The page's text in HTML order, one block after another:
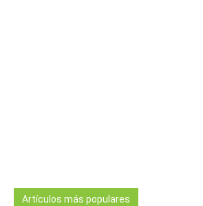
Artículos más populares